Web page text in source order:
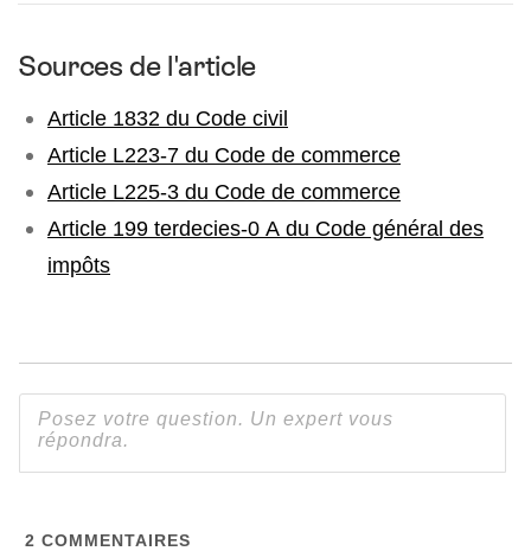
Sources de l'article
Article 1832 du Code civil
Article L223-7 du Code de commerce
Article L225-3 du Code de commerce
Article 199 terdecies-0 A du Code général des
impôts
2 COMMENTAIRES